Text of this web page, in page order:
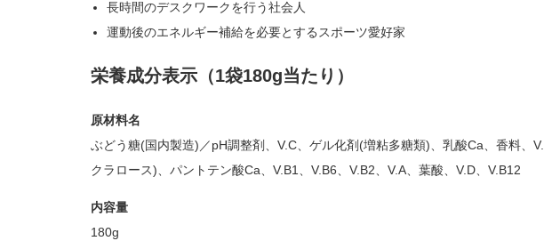
長時間のデスクワークを行う社会人
運動後のエネルギー補給を必要とするスポーツ愛好家
栄養成分表示（1袋180g当たり）
原材料名
ぶどう糖(国内製造)／pH調整剤、V.C、ゲル化剤(増粘多糖類)、乳酸Ca、香料、
クラロース)、パントテン酸Ca、V.B1、V.B6、V.B2、V.A、葉酸、V.D、V.B12
内容量
180g